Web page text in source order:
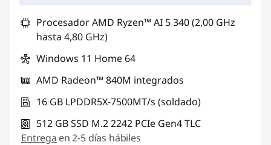
Procesador AMD Ryzen™ AI 5 340 (2,00 GHz
hasta 4,80 GHz)
Windows 11 Home 64
AMD Radeon™ 840M integrados
16 GB LPDDR5X-7500MT/s (soldado)
512 GB SSD M.2 2242 PCIe Gen4 TLC
Entrega en 2-5 días hábiles